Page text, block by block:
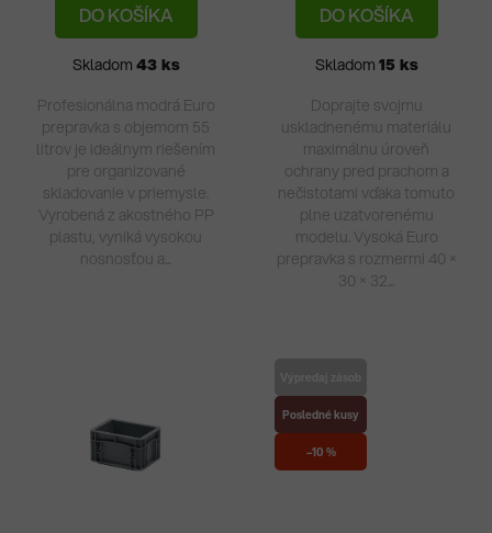
DO KOŠÍKA
Skladom 43 ks
Profesionálna modrá Euro
prepravka s objemom 55
litrov je ideálnym riešením
pre organizované
skladovanie v priemysle.
Vyrobená z akostného PP
plastu, vyniká vysokou
nosnosťou a...
DO KOŠÍKA
Skladom 15 ks
Doprajte svojmu
uskladnenému materiálu
maximálnu úroveň
ochrany pred prachom a
nečistotami vďaka tomuto
plne uzatvorenému
modelu. Vysoká Euro
prepravka s rozmermi 40 ×
30 × 32...
Posledné kusy
–10 %